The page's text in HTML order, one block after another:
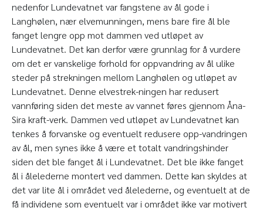
nedenfor Lundevatnet var fangstene av ål gode i
Langhølen, nær elvemunningen, mens bare fire ål ble
fanget lengre opp mot dammen ved utløpet av
Lundevatnet. Det kan derfor være grunnlag for å vurdere
om det er vanskelige forhold for oppvandring av ål ulike
steder på strekningen mellom Langhølen og utløpet av
Lundevatnet. Denne elvestrek-ningen har redusert
vannføring siden det meste av vannet føres gjennom Åna-
Sira kraft-verk. Dammen ved utløpet av Lundevatnet kan
tenkes å forvanske og eventuelt redusere opp-vandringen
av ål, men synes ikke å være et totalt vandringshinder
siden det ble fanget ål i Lundevatnet. Det ble ikke fanget
ål i ålelederne montert ved dammen. Dette kan skyldes at
det var lite ål i området ved ålelederne, og eventuelt at de
få individene som eventuelt var i området ikke var motivert